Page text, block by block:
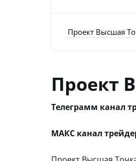
Проект Высшая
Проект
Телеграмм канал
МАКС канал